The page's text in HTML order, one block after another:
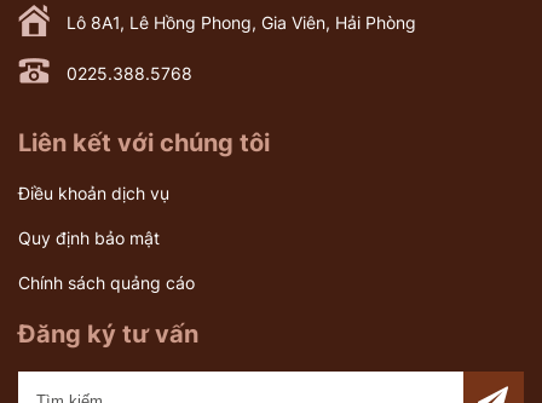
Lô 8A1, Lê Hồng Phong, Gia Viên, Hải Phòng
0225.388.5768
Liên kết với chúng tôi
Điều khoản dịch vụ
Quy định bảo mật
Chính sách quảng cáo
Đăng ký tư vấn